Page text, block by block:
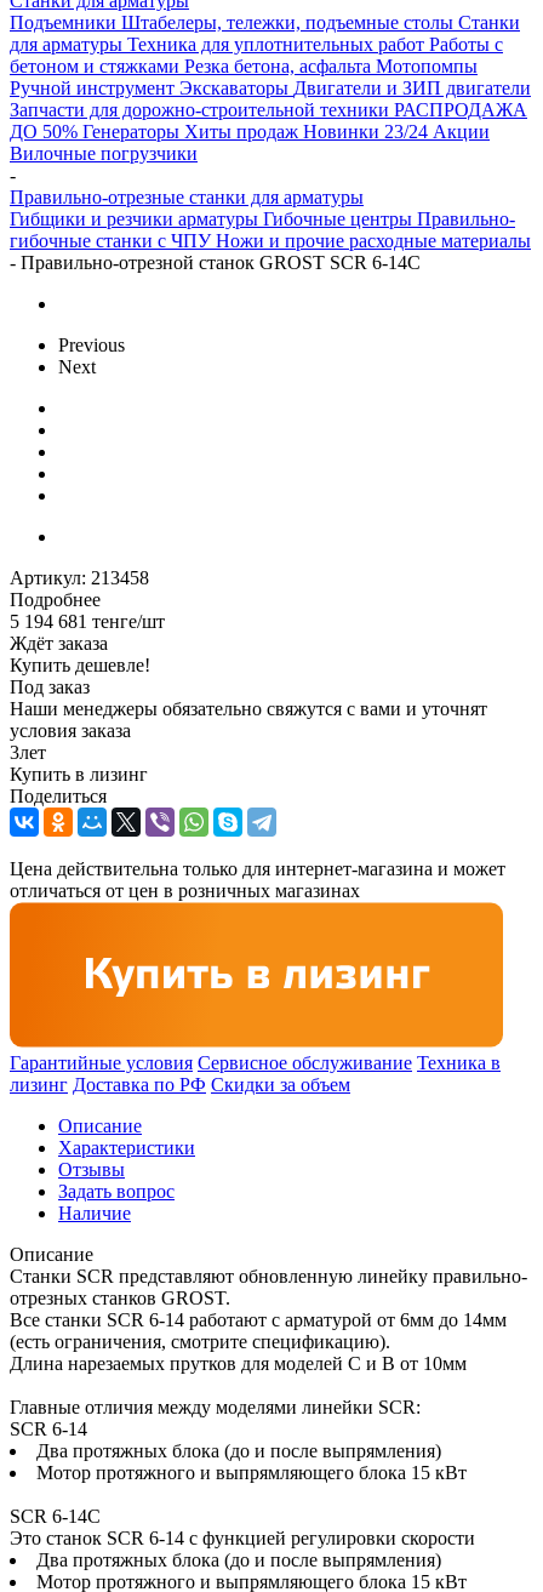
Подъемники Штабелеры, тележки, подъемные столы Станки
для арматуры Техника для уплотнительных работ Работы с
бетоном и стяжками Резка бетона, асфальта Мотопомпы
Ручной инструмент Экскаваторы Двигатели и ЗИП двигатели
Запчасти для дорожно-строительной техники РАСПРОДАЖА
ДО 50% Генераторы Хиты продаж Новинки 23/24 Акции
Вилочные погрузчики
-
Правильно-отрезные станки для арматуры
Гибщики и резчики арматуры Гибочные центры Правильно-
гибочные станки с ЧПУНожи и прочие расходные материалы
- Правильно-отрезной станок GROST SCR 6-14C
Previous
Next
Артикул: 213458
Подробнее
5 194 681 тенге/шт
Ждёт заказа
Купить дешевле!
Под заказ
Наши менеджеры обязательно свяжутся с вами и уточнят
условия заказа
3лет
Купить в лизинг
Поделиться
Цена действительна только для интернет-магазина и может
отличаться от цен в розничных магазинах
Гарантийные условия Сервисное обслуживание Техника в
лизинг Доставка по РФ Скидки за объем
Описание
Характеристики
Отзывы
Задать вопрос
Наличие
Описание
Станки SCR представляют обновленную линейку правильно-
отрезных станков GROST.
Все станки SCR 6-14 работают с арматурой от 6мм до 14мм
(есть ограничения, смотрите спецификацию).
Длина нарезаемых прутков для моделей C и B от 10мм
Главные отличия между моделями линейки SCR:
SCR 6-14
Два протяжных блока (до и после выпрямления)
Мотор протяжного и выпрямляющего блока 15 кВт
SCR 6-14C
Это станок SCR 6-14 c функцией регулировки скорости
Два протяжных блока (до и после выпрямления)
Мотор протяжного и выпрямляющего блока 15 кВт